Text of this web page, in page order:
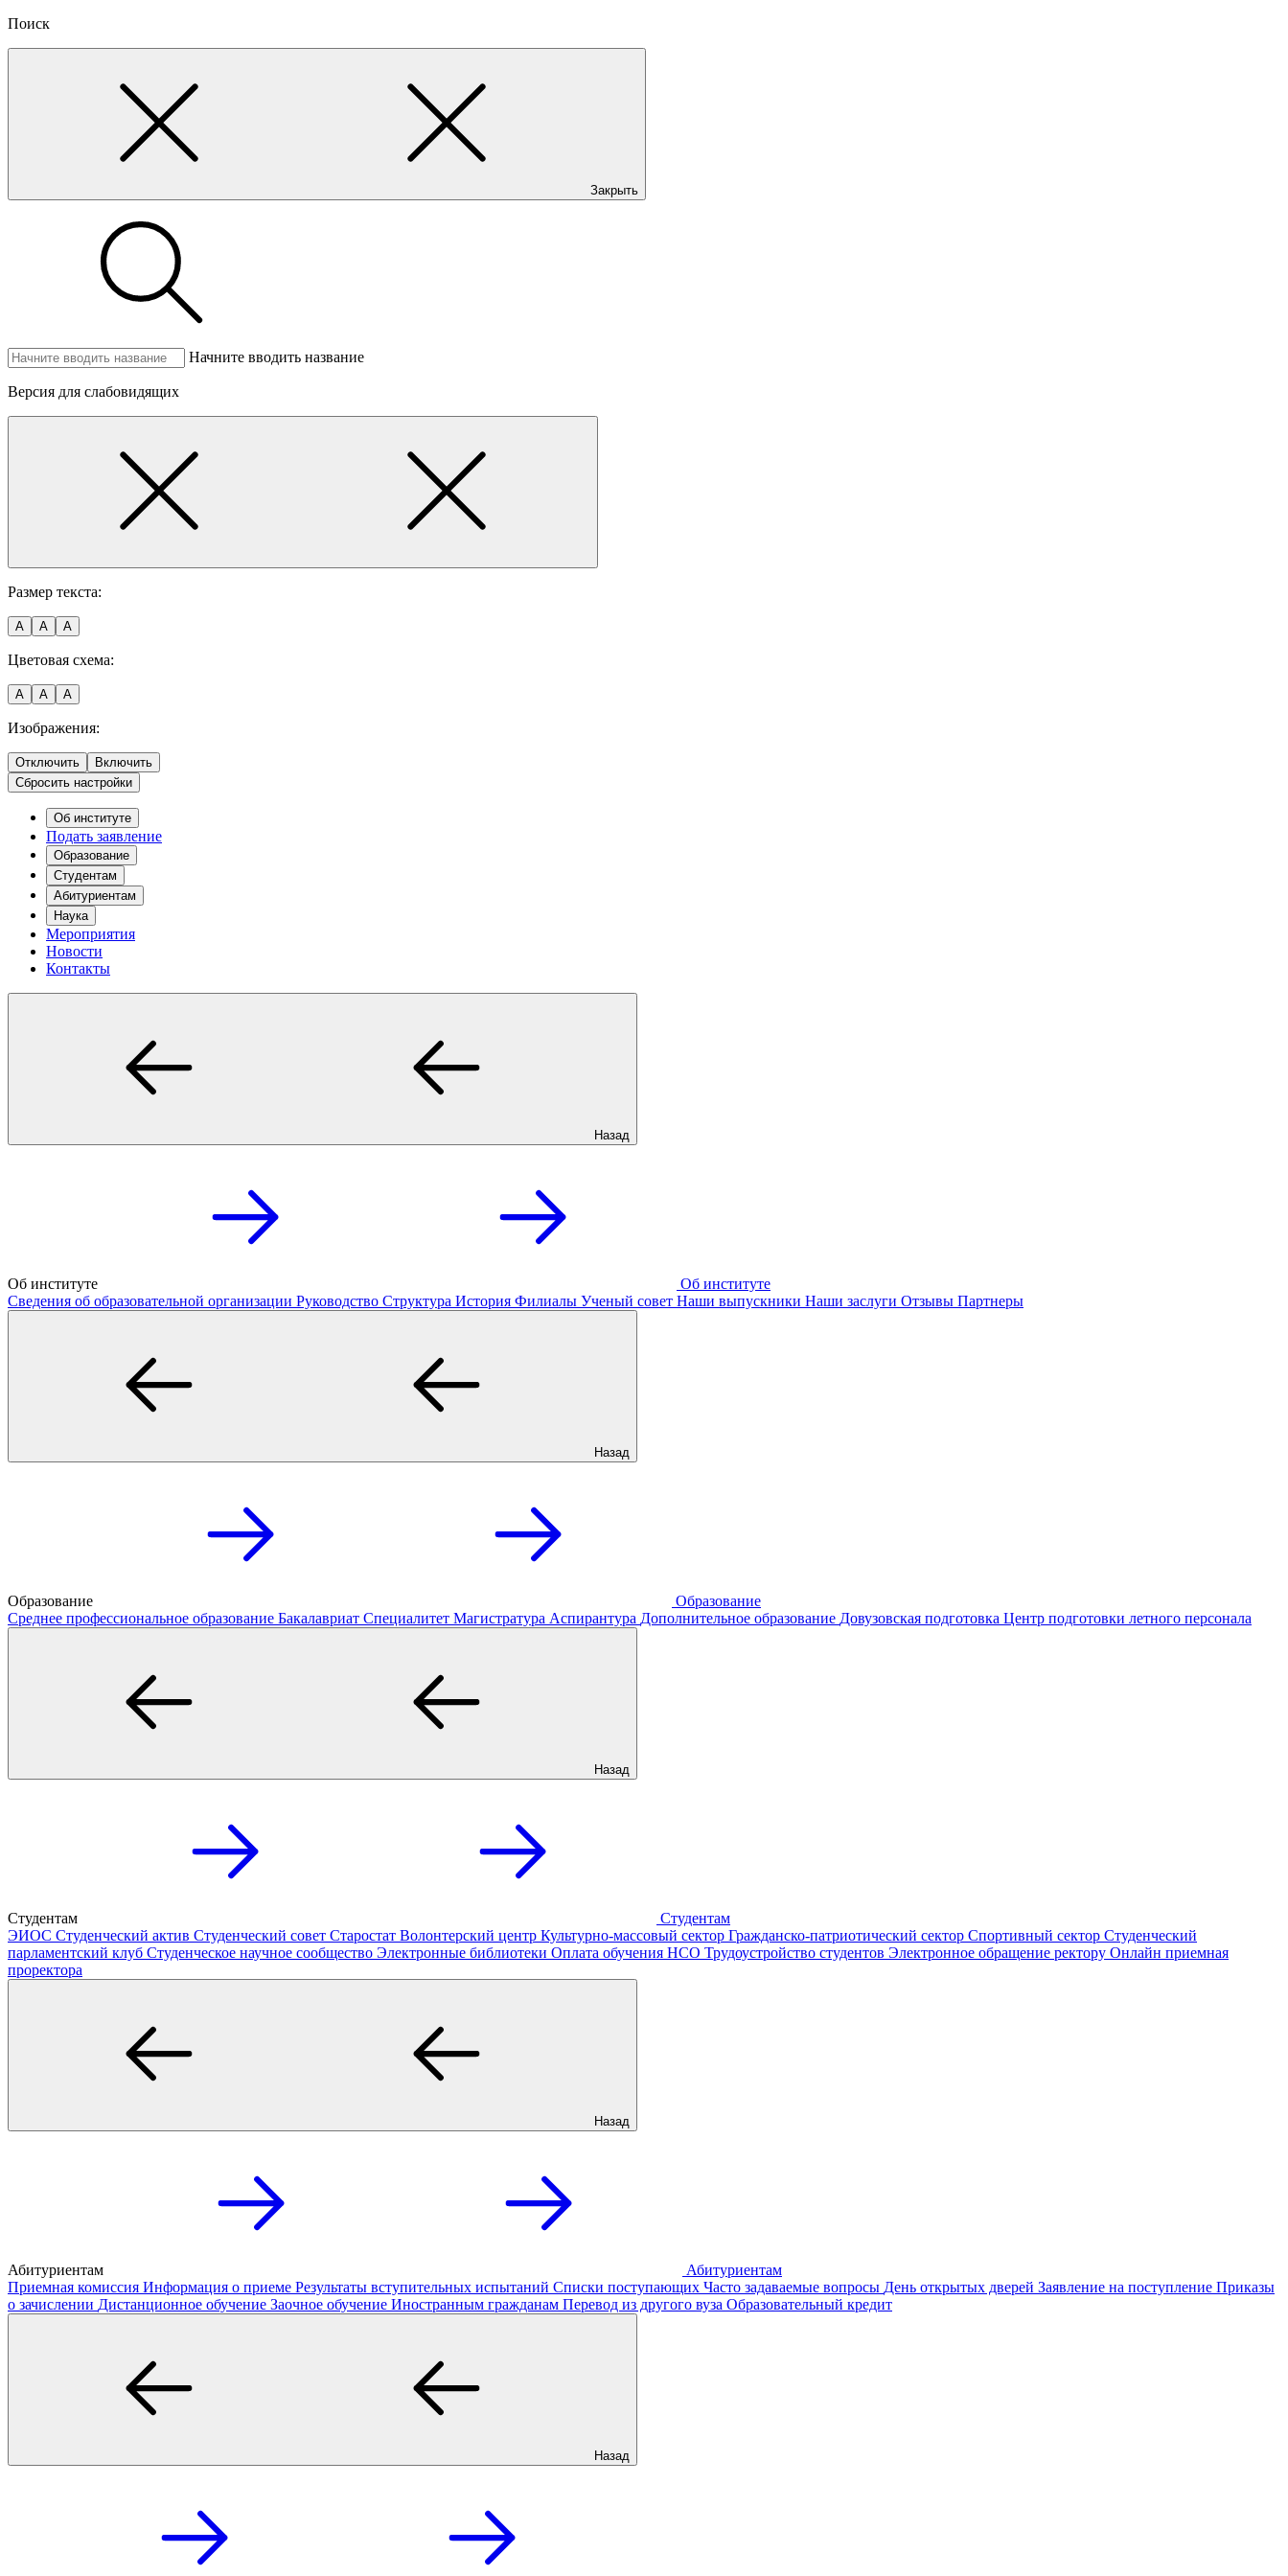
Поиск
Закрыть
Начните вводить название
Версия для слабовидящих
Размер текста:
A A A
Цветовая схема:
A A A
Изображения:
Отключить
Включить
Сбросить настройки
Об институте
Подать заявление
Образование
Студентам
Абитуриентам
Наука
Мероприятия
Новости
Контакты
Назад
Об институте
Об институте
Сведения об образовательной организации Руководство Структура История Филиалы Ученый совет Наши выпускники Наши заслуги Отзывы Партнеры
Назад
Образование
Образование
Среднее профессиональное образование Бакалавриат Специалитет Магистратура Аспирантура Дополнительное образование Довузовская подготовка Центр подготовки летного персонала
Назад
Студентам
Студентам
ЭИОС Студенческий актив Студенческий совет Старостат Волонтерский центр Культурно-массовый сектор Гражданско-патриотический сектор Спортивный сектор Студенческий
парламентский клуб Студенческое научное сообщество Электронные библиотеки Оплата обучения НСО Трудоустройство студентов Электронное обращение ректору Онлайн приемная
проректора
Назад
Абитуриентам
Абитуриентам
Приемная комиссия Информация о приеме Результаты вступительных испытаний Списки поступающих Часто задаваемые вопросы День открытых дверей Заявление на поступление Приказы
о зачислении Дистанционное обучение Заочное обучение Иностранным гражданам Перевод из другого вуза Образовательный кредит
Назад